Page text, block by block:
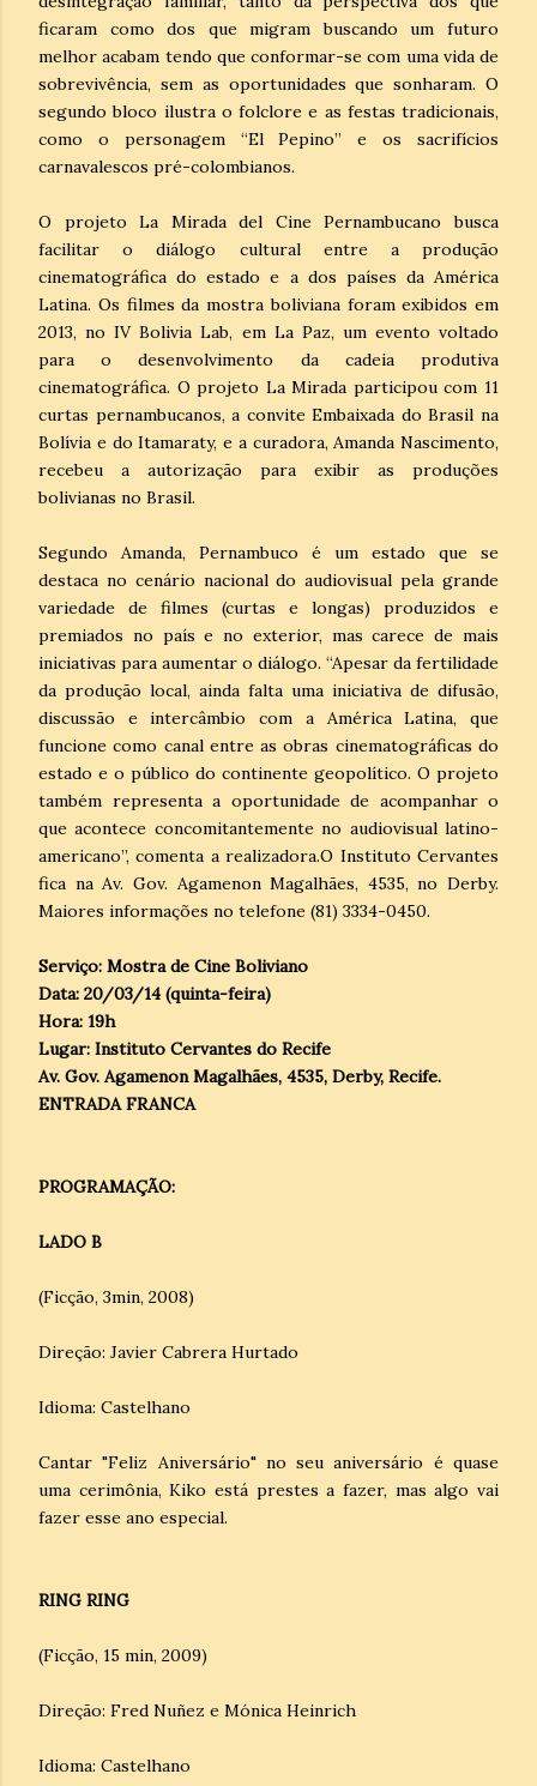
ficaram como dos que migram buscando um futuro
melhor acabam tendo que conformar-se com uma vida de
sobrevivência, sem as oportunidades que sonharam. O
segundo bloco ilustra o folclore e as festas tradicionais,
como o personagem “El Pepino” e os sacrifícios
carnavalescos pré-colombianos.
O projeto La Mirada del Cine Pernambucano busca
facilitar o diálogo cultural entre a produção
cinematográfica do estado e a dos países da América
Latina. Os filmes da mostra boliviana foram exibidos em
2013, no IV Bolivia Lab, em La Paz, um evento voltado
para o desenvolvimento da cadeia produtiva
cinematográfica. O projeto La Mirada participou com 11
curtas pernambucanos, a convite Embaixada do Brasil na
Bolívia e do Itamaraty, e a curadora, Amanda Nascimento,
recebeu a autorização para exibir as produções
bolivianas no Brasil.
Segundo Amanda, Pernambuco é um estado que se
destaca no cenário nacional do audiovisual pela grande
variedade de filmes (curtas e longas) produzidos e
premiados no país e no exterior, mas carece de mais
iniciativas para aumentar o diálogo. “Apesar da fertilidade
da produção local, ainda falta uma iniciativa de difusão,
discussão e intercâmbio com a América Latina, que
funcione como canal entre as obras cinematográficas do
estado e o público do continente geopolítico. O projeto
também representa a oportunidade de acompanhar o
que acontece concomitantemente no audiovisual latino-
americano”, comenta a realizadora.O Instituto Cervantes
fica na Av. Gov. Agamenon Magalhães, 4535, no Derby.
Maiores informações no telefone (81) 3334-0450.
Serviço: Mostra de Cine Boliviano
Data: 20/03/14 (quinta-feira)
Hora: 19h
Lugar: Instituto Cervantes do Recife
Av. Gov. Agamenon Magalhães, 4535, Derby, Recife.
ENTRADA FRANCA
PROGRAMAÇÃO:
LADO B
(Ficção, 3min, 2008)
Direção: Javier Cabrera Hurtado
Idioma: Castelhano
Cantar "Feliz Aniversário" no seu aniversário é quase
uma cerimônia, Kiko está prestes a fazer, mas algo vai
fazer esse ano especial.
RING RING
(Ficção, 15 min, 2009)
Direção: Fred Nuñez e Mónica Heinrich
Idioma: Castelhano